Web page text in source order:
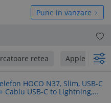
Pune in vanzare
retea Apple
HOCO N37, Slim, USB-C
Cablu USB-C to Lightning,